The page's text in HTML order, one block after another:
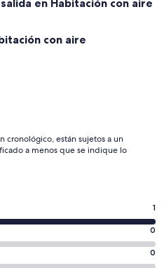
con aire
cronológico, están sujetos a un
a menos que se indique lo
1
0
0